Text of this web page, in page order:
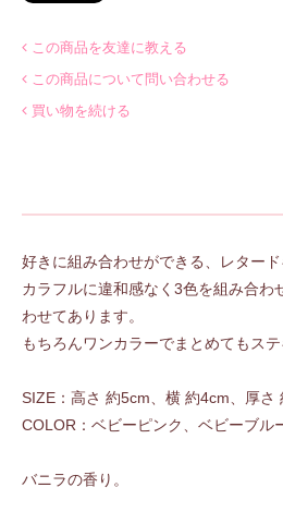
この商品を友達に教える
この商品について問い合わせる
買い物を続ける
好きに組み合わせができる、レタード
カラフルに違和感なく3色を組み合
わせてあります。
もちろんワンカラーでまとめてもステ
SIZE：高さ 約5cm、横 約4cm、厚さ
COLOR：ベビーピンク、ベビーブル
バニラの香り。